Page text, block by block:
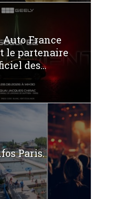
Auto France
le partenaire
des...
Paris.